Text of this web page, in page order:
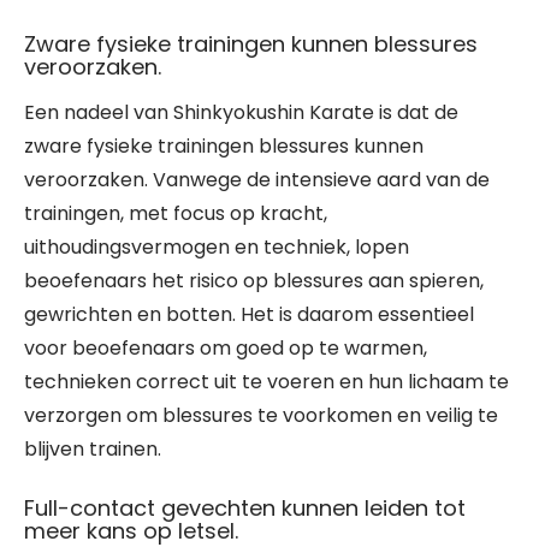
Zware fysieke trainingen kunnen blessures
veroorzaken.
Een nadeel van Shinkyokushin Karate is dat de
zware fysieke trainingen blessures kunnen
veroorzaken. Vanwege de intensieve aard van de
trainingen, met focus op kracht,
uithoudingsvermogen en techniek, lopen
beoefenaars het risico op blessures aan spieren,
gewrichten en botten. Het is daarom essentieel
voor beoefenaars om goed op te warmen,
technieken correct uit te voeren en hun lichaam te
verzorgen om blessures te voorkomen en veilig te
blijven trainen.
Full-contact gevechten kunnen leiden tot
meer kans op letsel.